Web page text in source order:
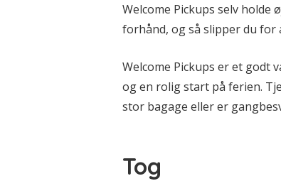
Welcome Pickups selv holde
forhånd, og så slipper du for
Welcome Pickups er et godt
og en rolig start på ferien.
stor bagage eller er
Tog